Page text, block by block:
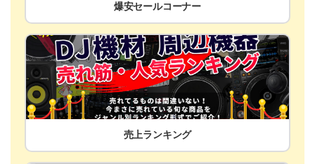
爆安セールコーナー
売上ランキング